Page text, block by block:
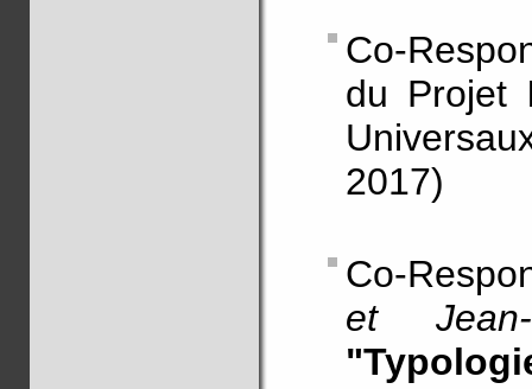
Co-
du Projet
2017)
Co-
et